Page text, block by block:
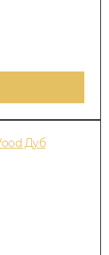
Дуб